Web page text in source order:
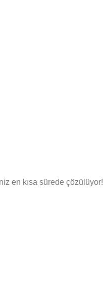
en kısa sürede çözülüyor!